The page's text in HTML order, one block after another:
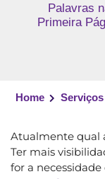
Palavras
Primeira
Home Serviços
Atualmente qual
Ter mais
for a